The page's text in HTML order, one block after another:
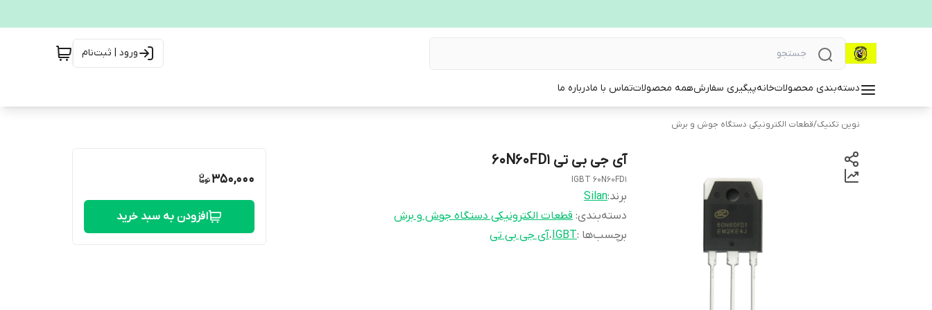
ورود | ثبت‌نام
دسته‌بندی محصولاتخانهپیگیری سفارشهمه محصولاتتماس با مادرباره ما
نوین تکنیک/قطعات الکترونیکی دستگاه جوش و برش
آی جی بی تی 60N60FD1
IGBT 60N60FD1
برند:Silan
دسته‌بندی: قطعات الکترونیکی دستگاه جوش و برش
برچسب‌ها :IGBT،آی جی بی تی
350,000
افزودن به سبد خرید